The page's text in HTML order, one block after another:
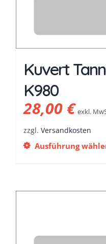
Kuvert
K980
28,00€ exkl.
zzgl. Versandkosten
Ausführung